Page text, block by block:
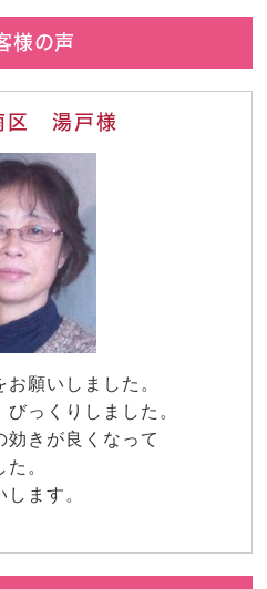
様の声
区 湯戸様
願いしました。
っくりしました。
効きが良くなって
。
ます。